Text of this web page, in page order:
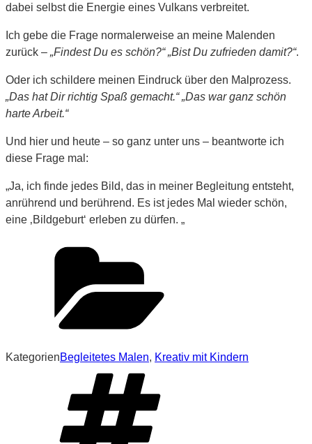
dabei selbst die Energie eines Vulkans verbreitet.
Ich gebe die Frage normalerweise an meine Malenden
zurück – „Findest Du es schön?“ „Bist Du zufrieden damit?“.
Oder ich schildere meinen Eindruck über den Malprozess.
„Das hat Dir richtig Spaß gemacht.“ „Das war ganz schön
harte Arbeit.“
Und hier und heute – so ganz unter uns – beantworte ich
diese Frage mal:
„Ja, ich finde jedes Bild, das in meiner Begleitung entsteht,
anrührend und berührend. Es ist jedes Mal wieder schön,
eine ‚Bildgeburt‘ erleben zu dürfen. „
KategorienBegleitetes Malen, Kreativ mit Kindern